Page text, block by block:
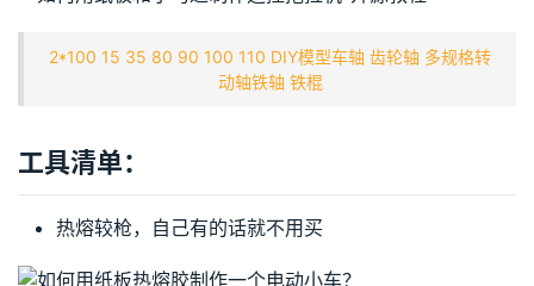
2*100 15 35 80 90 100 110 DIY模型车轴 齿轮轴 多规格转
动轴铁轴 铁棍
工具清单：
热熔较枪，自己有的话就不用买